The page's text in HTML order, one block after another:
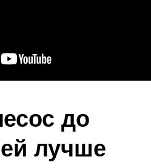
до
лучше